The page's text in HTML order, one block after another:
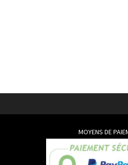
MOYENS DE